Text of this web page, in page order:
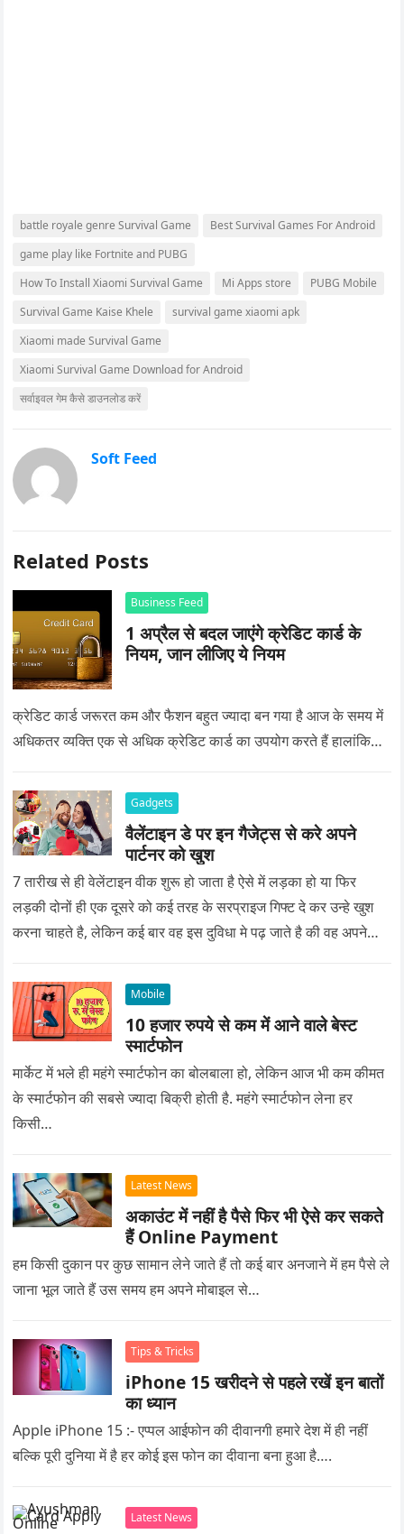
battle royale genre Survival Game
Best Survival Games For Android
game play like Fortnite and PUBG
How To Install Xiaomi Survival Game
Mi Apps store
PUBG Mobile
Survival Game Kaise Khele
survival game xiaomi apk
Xiaomi made Survival Game
Xiaomi Survival Game Download for Android
सर्वाइवल गेम कैसे डाउनलोड करें
Soft Feed
Related Posts
Business Feed
1 अप्रैल से बदल जाएंगे क्रेडिट कार्ड के
नियम, जान लीजिए ये नियम
क्रेडिट कार्ड जरूरत कम और फैशन बहुत ज्यादा बन गया है आज के समय में
अधिकतर व्यक्ति एक से अधिक क्रेडिट कार्ड का उपयोग करते हैं हालांकि…
Gadgets
वैलेंटाइन डे पर इन गैजेट्स से करे अपने
पार्टनर को खुश
7 तारीख से ही वेलेंटाइन वीक शुरू हो जाता है ऐसे में लड़का हो या फिर
लड़की दोनों ही एक दूसरे को कई तरह के सरप्राइज गिफ्ट दे कर उन्हे खुश
करना चाहते है, लेकिन कई बार वह इस दुविधा मे पढ़ जाते है की वह अपने
Mobile
10 हजार रुपये से कम में आने वाले बेस्ट
स्मार्टफोन
मार्केट में भले ही महंगे स्मार्टफोन का बोलबाला हो, लेकिन आज भी कम कीमत
के स्मार्टफोन की सबसे ज्यादा बिक्री होती है. महंगे स्मार्टफोन लेना हर
किसी…
Latest News
अकाउंट में नहीं है पैसे फिर भी ऐसे कर सकते
हैं Online Payment
हम किसी दुकान पर कुछ सामान लेने जाते हैं तो कई बार अनजाने में हम पैसे ले
जाना भूल जाते हैं उस समय हम अपने मोबाइल से…
Tips & Tricks
iPhone 15 खरीदने से पहले रखें इन बातों
का ध्यान
Apple iPhone 15 :- एप्पल आईफोन की दीवानगी हमारे देश में ही नहीं
बल्कि पूरी दुनिया में है हर कोई इस फोन का दीवाना बना हुआ है….
Latest News